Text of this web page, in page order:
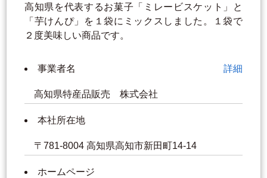
高知県を代表するお菓子「ミレービスケット」と
「芋けんぴ」を１袋にミックスしました。１袋で
２度美味しい商品です。
事業者名 詳細
高知県特産品販売 株式会社
本社所在地
〒781-8004 高知県高知市新田町14-14
ホームページ